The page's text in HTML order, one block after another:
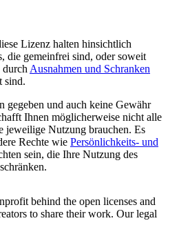
Lizenz halten hinsichtlich
die gemeinfrei sind, oder soweit
durch Ausnahmen und Schranken
sind.
gegeben und auch keine Gewähr
Ihnen möglicherweise nicht alle
jeweilige Nutzung brauchen. Es
Rechte wie Persönlichkeits- und
sein, die Ihre Nutzung des
behind the open licenses and
to share their work. Our legal